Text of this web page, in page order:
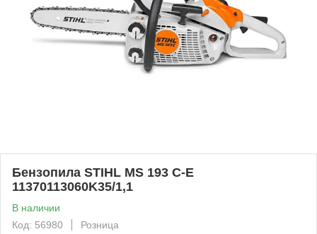
Бензопила STIHL MS 193 C-E
11370113060K35/1,1
В наличии
Код: 56980
Розница